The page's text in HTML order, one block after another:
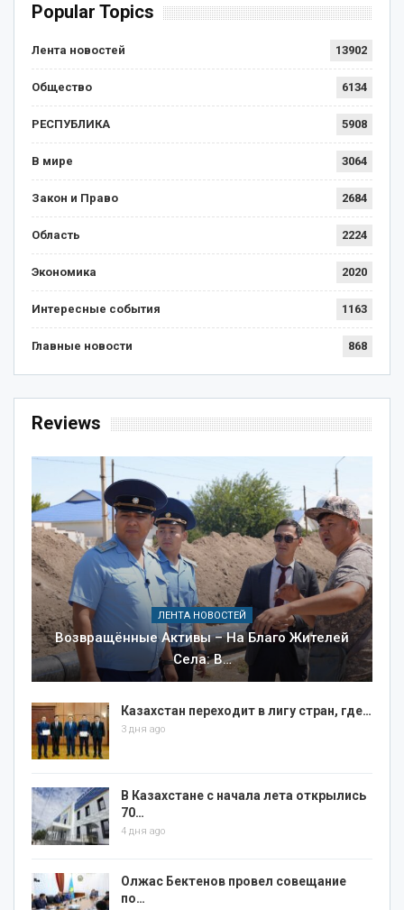
Popular Topics
Лента новостей 13902
Общество 6134
РЕСПУБЛИКА 5908
В мире 3064
Закон и Право 2684
Область 2224
Экономика 2020
Интересные события 1163
Главные новости 868
Reviews
ЛЕНТА НОВОСТЕЙ
Возвращённые Активы – На Благо Жителей
Села: В…
Казахстан переходит в лигу стран, где…
3 дня ago
В Казахстане с начала лета открылись
70…
4 дня ago
Олжас Бектенов провел совещание
по…